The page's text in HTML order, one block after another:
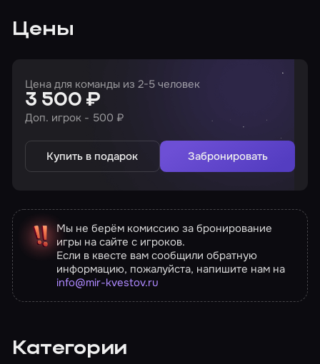
Цены
Цена для команды из 2-5 человек
3 500 ₽
Доп. игрок - 500 ₽
Купить в подарок Забронировать
Мы не берём комиссию за бронирование
игры на сайте с игроков.
Если в квесте вам сообщили обратную
информацию, пожалуйста, напишите нам на
info@mir-kvestov.ru
Категории